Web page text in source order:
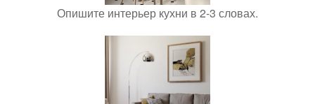
Опишите интерьер кухни в 2-3 словах.